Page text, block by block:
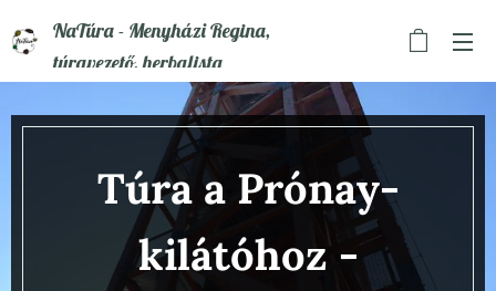
NaTúra - Menyházi Regina,
túravezető, herbalista
Túra a Prónay-
kilátóhoz-